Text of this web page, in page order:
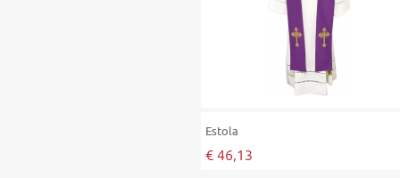
Estola
€ 46,13